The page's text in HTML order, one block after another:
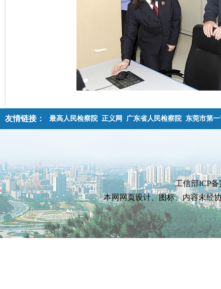
友情链接： 最高人民检察院 正义网 广东省人民检察院 东莞市第
工信部ICP
本网网页设计、图标、内容未经